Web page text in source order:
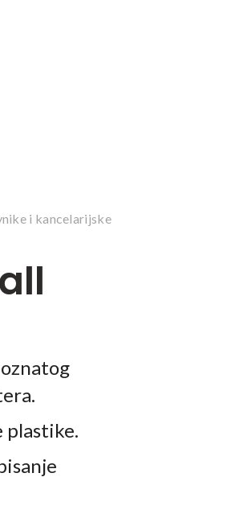
i kancelarijske
plastike.